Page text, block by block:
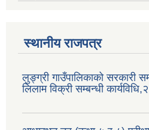
स्थानीय राजपत्र
लुङ्ग्री गाउँपालिकाको सरकारी
लिलाम विक्री सम्बन्धी